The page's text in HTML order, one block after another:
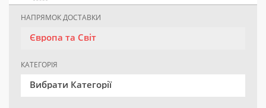
НАПРЯМОК ДОСТАВКИ
Європа та Світ
КАТЕГОРІЯ
Вибрати Категорії